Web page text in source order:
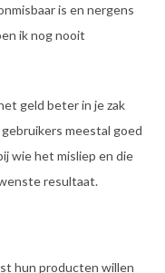
is en nergens
ik nog nooit
geld beter in je zak
meestal goed
wie het misliep en die
resultaat.
hun producten willen